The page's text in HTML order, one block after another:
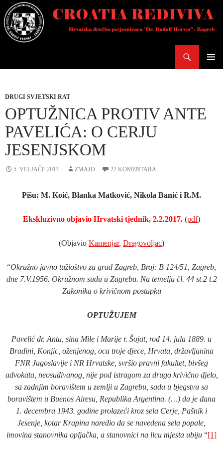
Skoči
do
sadržaja
DRUGI SVJETSKI RAT
OPTUŽNICA PROTIV ANTE
PAVELIĆA: O CERJU
JESENJSKOM
5. VELJAČE 2017. ZMAJO 22 KOMENTARA
Pišu: M. Koić, Blanka Matković, Nikola Banić i R.M.
Ekskluzivno objavio Hrvatski tjednik, 2.2.2017. (pdf)
(Objavio Kamenjar, Dragovoljac)
“Okružno javno tužioštvo za grad Zagreb, Broj: B 124/51, Zagreb,
dne 7.V.1956. Okružnom sudu u Zagrebu. Na temelju čl. 44 st.2 t.2
Zakonika o krivičnom postupku
OPTUŽUJEM
Pavelić dr. Antu, sina Mile i Marije r. Šojat, rođ 14. jula 1889. u
Bradini, Konjic, oženjenog, oca troje djece, Hrvata, državljanina
FNR Jugoslavije i NR Hrvatske, svršio pravni fakultet, bivšeg
advokata, neosuđivanog, nije pod istragom za drugo krivično djelo,
sa zadnjim boravištem u zemlji u Zagrebu, sada u bjegstvu sa
boravištem u Buenos Airesu, Republika Argentina. (…) da je dana
1. decembra 1943. godine prolazeći kroz sela Cerje, Pašnik i
Jesenje, kotar Krapina naredio da se navedena sela popale,
imovina stanovnika opljačka, a stanovnici na licu mjesta ubiju “[1]